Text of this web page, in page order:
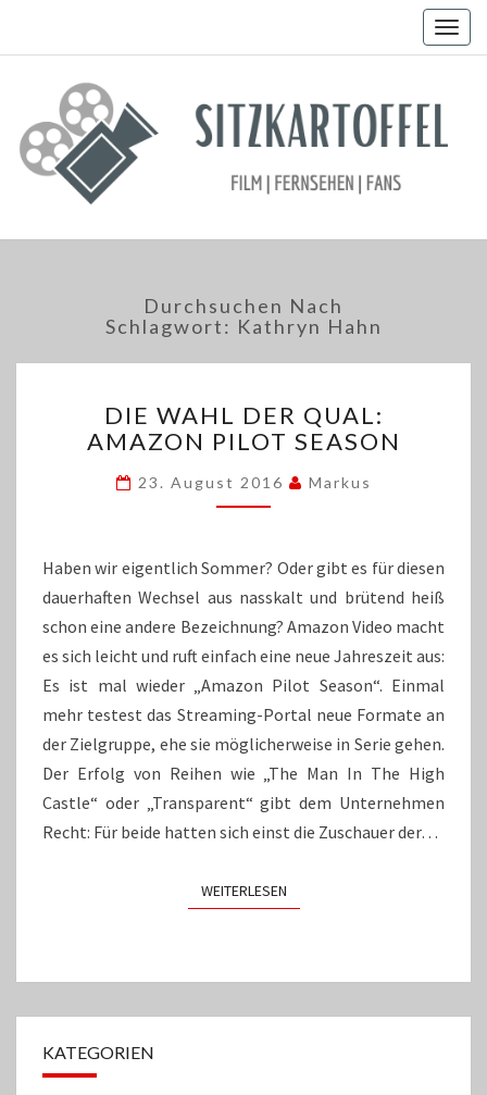
Durchsuchen Nach
Schlagwort: Kathryn Hahn
WAHL
DER
AMAZON
PILOT
DIE WAHL DER QUAL:
AMAZON PILOT SEASON
23. August 2016 Markus
Haben wir eigentlich Sommer? Oder gibt es für diesen
dauerhaften Wechsel aus nasskalt und brütend heiß
schon eine andere Bezeichnung? Amazon Video macht
es sich leicht und ruft einfach eine neue Jahreszeit aus:
Es ist mal wieder „Amazon Pilot Season“. Einmal
mehr testest das Streaming-Portal neue Formate an
der Zielgruppe, ehe sie möglicherweise in Serie gehen.
Der Erfolg von Reihen wie „The Man In The High
Castle“ oder „Transparent“ gibt dem Unternehmen
Recht: Für beide hatten sich einst die Zuschauer der…
WEITERLESENWEITERLESEN
KATEGORIEN